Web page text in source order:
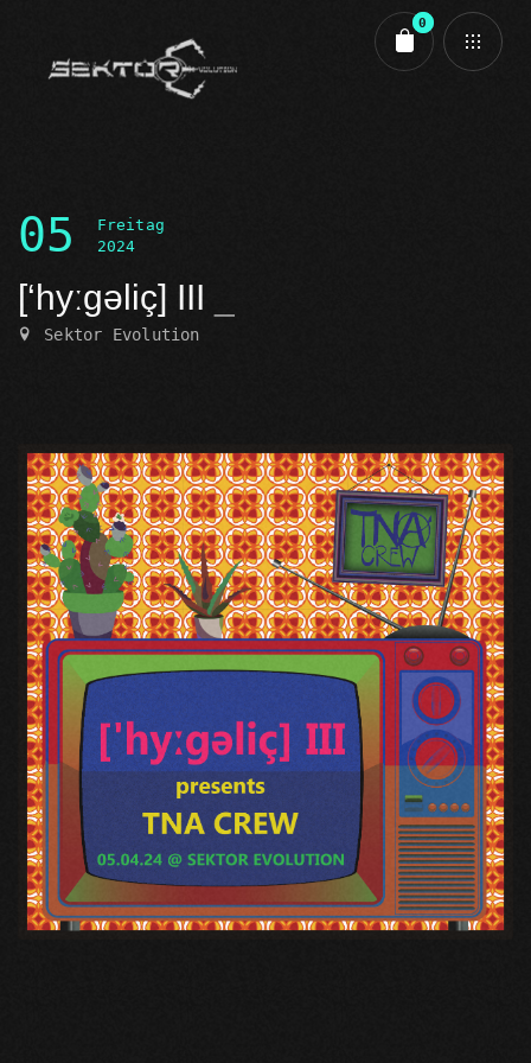
0
05
Freitag
2024
[‘hyːgəliç] III
Sektor Evolution